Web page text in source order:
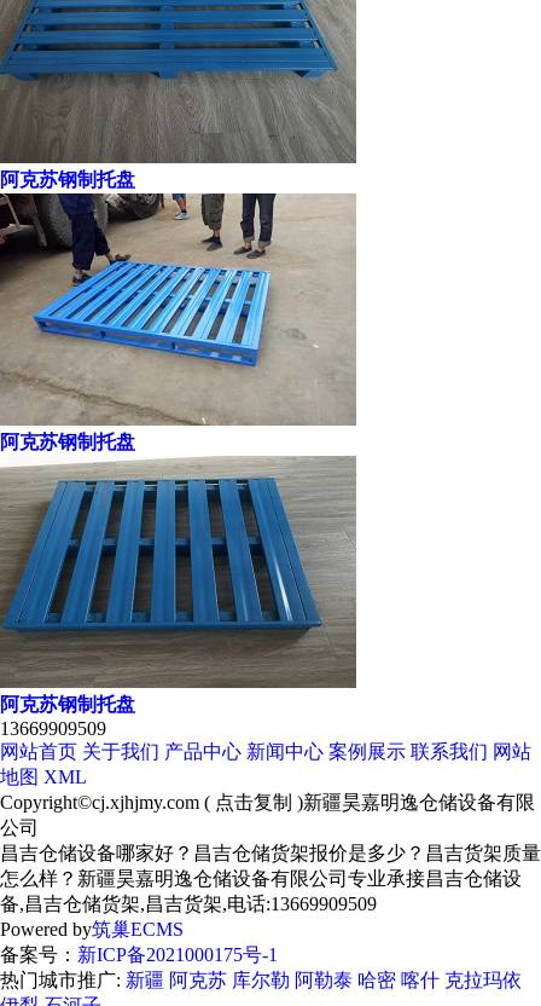
阿克苏钢制托盘
阿克苏钢制托盘
阿克苏钢制托盘
13669909509
网站首页 关于我们 产品中心 新闻中心 案例展示 联系我们 网站
地图 XML
Copyright©cj.xjhjmy.com ( 点击复制 )新疆昊嘉明逸仓储设备有限
公司
昌吉仓储设备哪家好？昌吉仓储货架报价是多少？昌吉货架质量
怎么样？新疆昊嘉明逸仓储设备有限公司专业承接昌吉仓储设
备,昌吉仓储货架,昌吉货架,电话:13669909509
Powered by筑巢ECMS
备案号： 新ICP备2021000175号-1
热门城市推广: 新疆 阿克苏 库尔勒 阿勒泰 哈密 喀什 克拉玛依